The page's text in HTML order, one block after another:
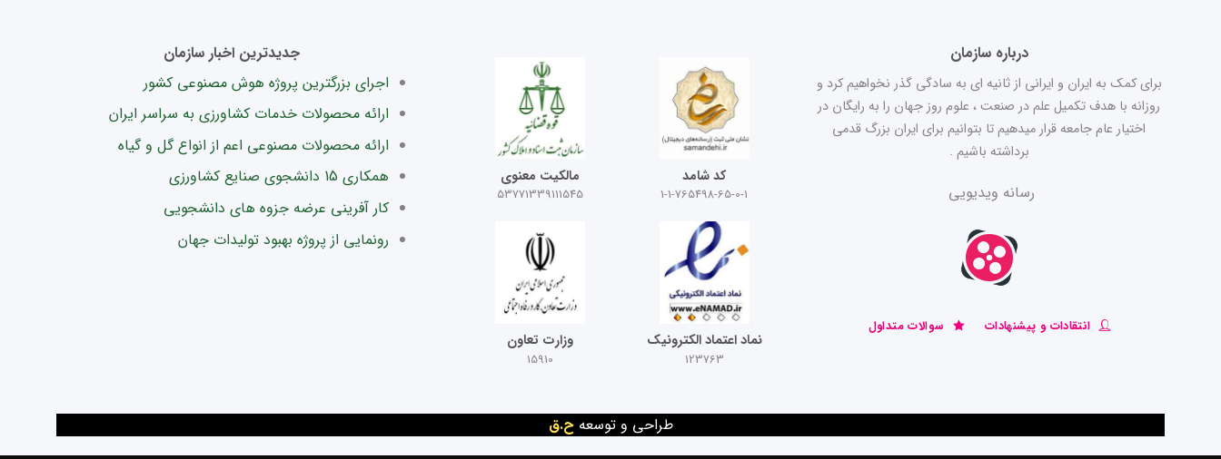
درباره سازمان
برای کمک به ایران و ایرانی از ثانیه ای به سادگی گذر نخواهیم کرد و
روزانه با هدف تکمیل علم در صنعت ، علوم روز جهان را به رایگان در
اختیار عام جامعه قرار میدهیم تا بتوانیم برای ایران بزرگ قدمی
برداشته باشیم .
رسانه ویدیویی
انتقادات و پیشنهادات سوالات متداول
کد شامد
1-1-765498-65-0-1
مالکیت معنوی
53771339111545
نماد اعتماد الکترونیک
123763
وزارت تعاون
15910
جدیدترین اخبار سازمان
اجرای بزرگترین پروژه هوش مصنوعی کشور
ارائه محصولات خدمات کشاورزی به سراسر ایران
ارائه محصولات مصنوعی اعم از انواع گل و گیاه
همکاری 15 دانشجوی صنایع کشاورزی
کار آفرینی عرضه جزوه های دانشجویی
رونمایی از پروژه بهبود تولیدات جهان
طراحی و توسعه ح.ق